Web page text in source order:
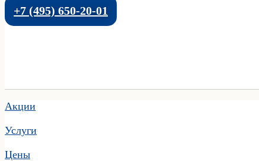
+7 (495) 650-20-01
Акции
Услуги
Цены